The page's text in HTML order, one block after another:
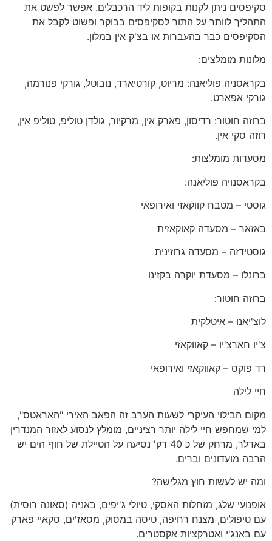
סקיפסים ניתן לקנות בקופות ליד הרכבלים. אפשר לפשט את
התהליך לוותר על התור לסקיפסים בבוקר ופשוט לקבל את
הסקיפסים כבר בהעברות או בצ'ק אין במלון.
מלונות מומלצים:
בקראסניה פוליאנה: מריוט, קורטיארד, נובוטל, גורקי פנורמה,
גורקי אפארט.
ברוזה חוטור: רדיסון, פארק אין, מרקיור, גולדן טוליפ, טוליפ אין,
רוזה סקי אין.
מסעדות מומלצות:
בקראסנויה פוליאנה:
גוסטי – מטבח קווקאזי ואירופאי
באזאר – מסעדה קאוקאזית
גוסטידזה – מסעדה גרוזינית
ברונלו – מסעדת יוקרה בקזינו
ברוזה חוטור:
לוצ'יאנו – איטלקית
צ'יו חארצ'יו – קאווקאזי
רד פוקס – קאווקאזי ואירופאי
חיי לילה
מקום הבילוי העיקרי לשעות הערב זה הפאב האירי "האראטס",
למי שמחפש חיי לילה יותר רציניים, מומלץ לנסוע לאזור המנדרין
באדלר, מרחק של כ 40 דק' נסיעה על הטיילת של חוף הים יש
הרבה מועדונים וברים.
ומה יש לעשות חוץ מגלישה?
אופנועי שלג, מזחלות האסקי, טיולי ג'יפים, באניה (סאונה רוסית)
עם טיפולים, מצנח רחיפה, טיסה במסוק, מסאז'ים, סקאיי פארק
עם באנג'י ואטרקציות אקסטרים.